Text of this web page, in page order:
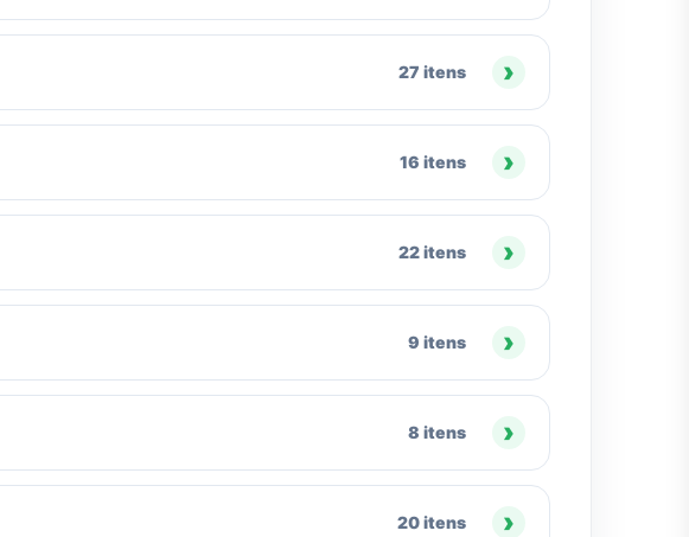
27 itens
16 itens
22 itens
9 itens
8 itens
20 itens